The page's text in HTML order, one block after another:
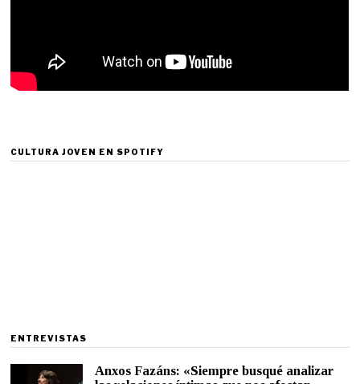
CULTURA JOVEN EN SPOTIFY
ENTREVISTAS
Anxos Fazáns: «Siempre busqué analizar